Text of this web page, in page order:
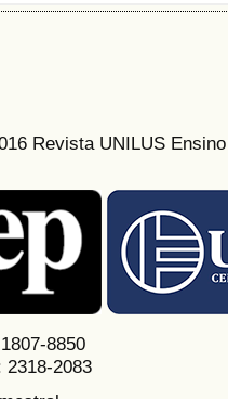
Revista UNILUS
8850
2318-2083